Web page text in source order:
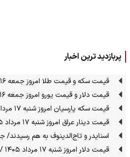
پربازدید ترین اخبار
قیمت سکه و قیمت طلا امروز جمعه ۱۶ مرداد ۱۴۰۵ + جدول
قیمت دلار و قیمت یورو امروز جمعه ۱۶ مرداد ۱۴۰۵ + جدول
قیمت سکه پارسیان امروز شنبه ۱۷ مرداد ۱۴۰۵ / سکه ۱۰۰ سوت چند؟
قیمت دینار عراق امروز شنبه ۱۷ مرداد ۱۴۰۵
اسنایدر و تاج‌الدینوف به هم رسیدند/
قیمت دلار امروز شنبه ۱۷ مرداد ۱۴۰۵ / دلار در بازار آزاد چند شد؟